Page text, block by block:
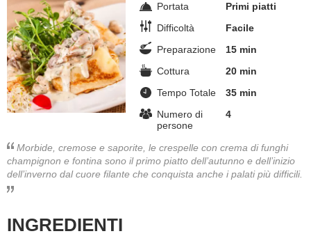
GASTRONOMIA
CAPELLI
SESSO
DIETA
Portata
Primi piatti
Difficoltà
Facile
Preparazione
15 min
Cottura
20 min
Tempo Totale
35 min
Numero di
persone
4
Morbide, cremose e saporite, le crespelle con crema di funghi
champignon e fontina sono il primo piatto dell’autunno e dell’inizio
dell’inverno dal cuore filante che conquista anche i palati più difficili.
INGREDIENTI